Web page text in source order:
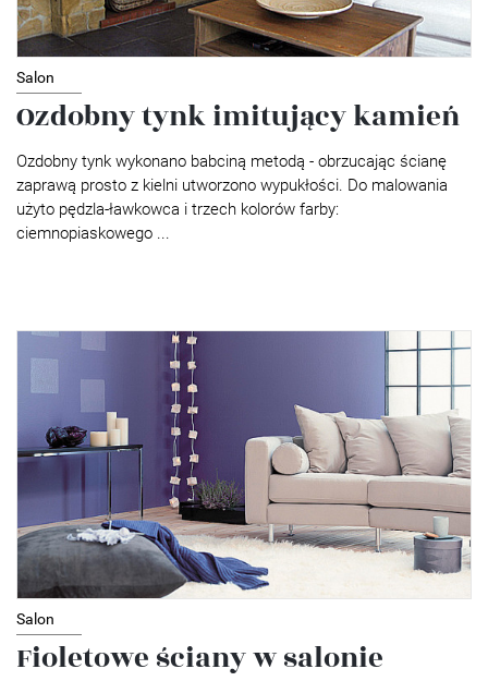
Salon
Ozdobny tynk imitujący kamień
Ozdobny tynk wykonano babciną metodą - obrzucając ścianę
zaprawą prosto z kielni utworzono wypukłości. Do malowania
użyto pędzla-ławkowca i trzech kolorów farby:
ciemnopiaskowego ...
Salon
Fioletowe ściany w salonie